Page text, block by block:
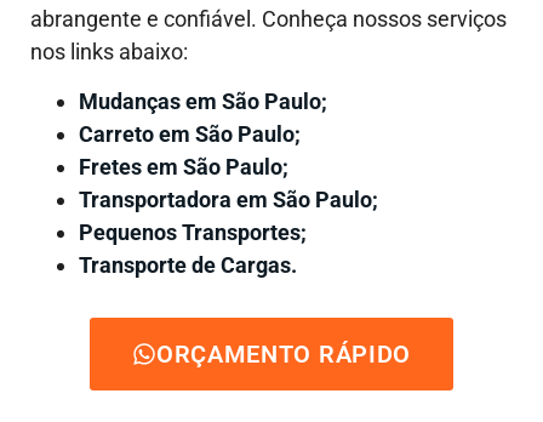
abrangente e confiável. Conheça nossos serviços
nos links abaixo:
Mudanças em São Paulo;
Carreto em São Paulo;
Fretes em São Paulo;
Transportadora em São Paulo;
Pequenos Transportes;
Transporte de Cargas.
ORÇAMENTO RÁPIDO